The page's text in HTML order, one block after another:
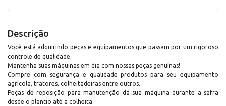
Descrição
Você está adquirindo peças e equipamentos que passam por um rigoroso
controle de qualidade.
Mantenha suas máquinas em dia com nossas peças genuínas!
Compre com segurança e qualidade produtos para seu equipamento
agrícola, tratores, colheitadeiras entre outros.
Peças de reposição para manutenção dá sua máquina durante a safra
desde o plantio até a colheita.